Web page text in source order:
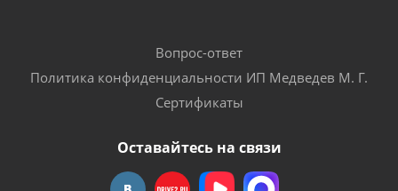
Вопрос-ответ
Политика конфиденциальности ИП Медведев М. Г.
Сертификаты
Оставайтесь на связи